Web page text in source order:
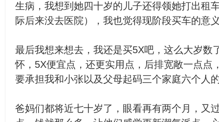
生病，我想到她四十岁的儿子还得领她打出租
际后来没去医院），我也觉得现阶段买车的意
最后我想来想去，我还是买5X吧，这么大岁数
怀，5X便宜点，还更实用点，后排宽敞一点点
要承担我和小张以及父母起码三个家庭六个人
爸妈们都将近七十岁了，眼看再有两个月，又